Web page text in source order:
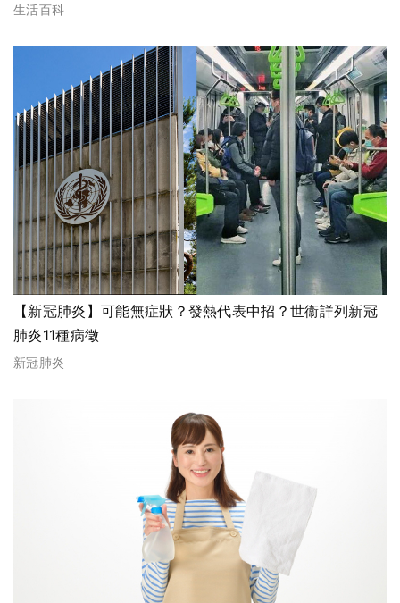
生活百科
【新冠肺炎】可能無症狀？發熱代表中招？世衞詳列新冠
肺炎11種病徵
新冠肺炎